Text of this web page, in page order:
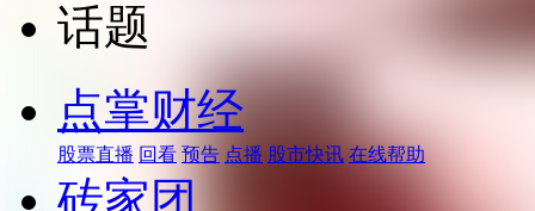
话题
点掌财经
股票直播 回看 预告 点播 股市快讯 在线帮助
砖家团